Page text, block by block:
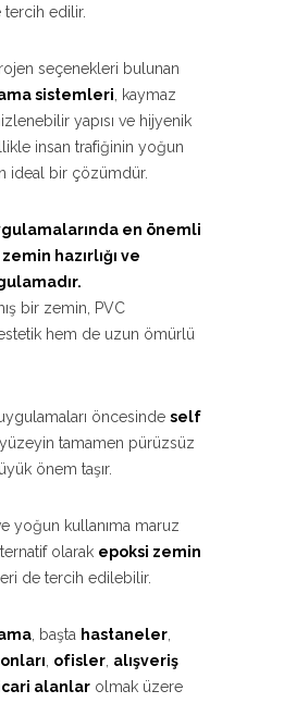
tercih edilir.
seçenekleri bulunan
sistemleri, kaymaz
yapısı ve hijyenik
insan trafiğinin yoğun
ideal bir çözümdür.
en önemli
hazırlığı ve
bir zemin, PVC
hem de uzun ömürlü
öncesinde self
tamamen pürüzsüz
önem taşır.
yoğun kullanıma maruz
olarak epoksi zemin
de tercih edilebilir.
, başta hastaneler,
, ofisler, alışveriş
alanlar olmak üzere